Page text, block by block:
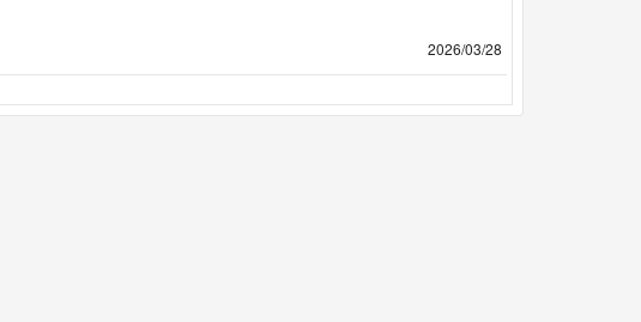
2026/03/28